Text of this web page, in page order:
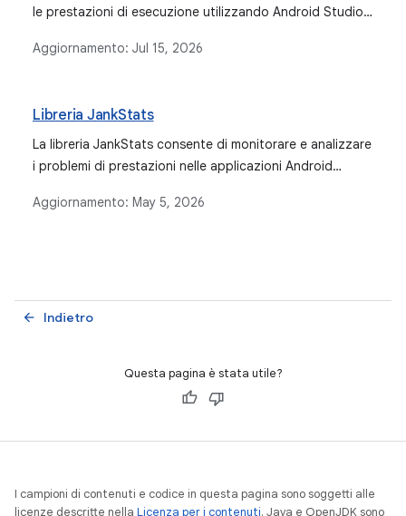
le prestazioni di esecuzione utilizzando Android Studio
Aggiornamento: Jul 15, 2026
Libreria JankStats
La libreria JankStats consente di monitorare e analizzare
i problemi di prestazioni nelle applicazioni Android
troppo tempo per il rendering e offrendo funzionalità
Aggiornamento: May 5, 2026
Indietro
arrow_back
Questa pagina è stata utile?
I campioni di contenuti e codice in questa pagina sono soggetti alle
licenze descritte nella Licenza per i contenuti. Java e OpenJDK sono